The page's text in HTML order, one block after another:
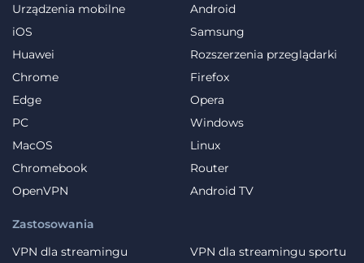
Urządzenia mobilne
Android
iOS
Samsung
Huawei
Rozszerzenia przeglądarki
Chrome
Firefox
Edge
Opera
PC
Windows
MacOS
Linux
Chromebook
Router
OpenVPN
Android TV
Zastosowania
VPN dla streamingu
VPN dla streamingu sportu